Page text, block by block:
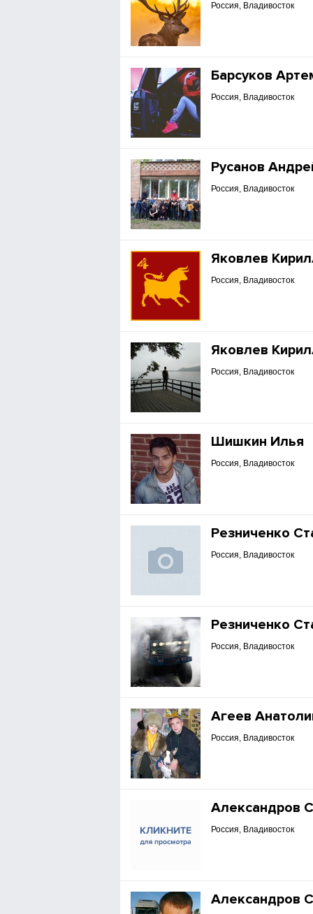
Россия, Владивосток
Барсуков
Россия, Владивосток
Русанов
Россия, Владивосток
Яковлев
Россия, Владивосток
Яковлев
Россия, Владивосток
Шишкин Илья
Россия, Владивосток
Резниченко
Россия, Владивосток
Резниченко
Россия, Владивосток
Агеев
Россия, Владивосток
Александров
Россия, Владивосток
Александров